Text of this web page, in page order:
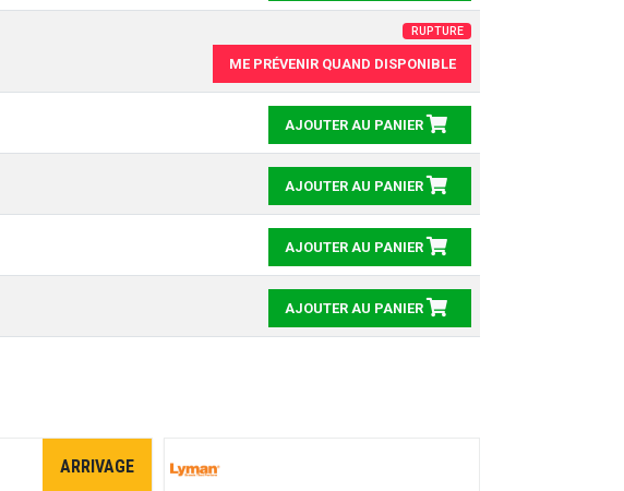
RUPTURE
ME PRÉVENIR QUAND DISPONIBLE
AJOUTER AU PANIER
AJOUTER AU PANIER
AJOUTER AU PANIER
AJOUTER AU PANIER
ARRIVAGE